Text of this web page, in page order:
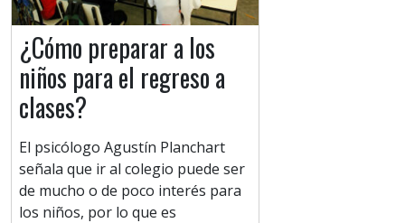
¿Cómo preparar a los
niños para el regreso a
clases?
El psicólogo Agustín Planchart
señala que ir al colegio puede ser
de mucho o de poco interés para
los niños, por lo que es